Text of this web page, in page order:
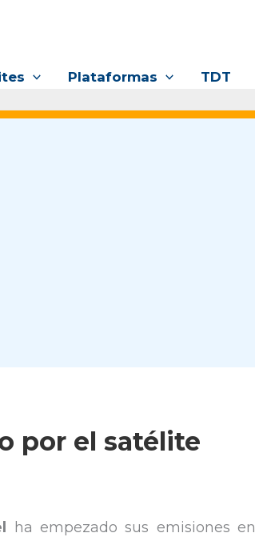
Plataformas TDT
por el satélite
ha empezado sus emisiones en